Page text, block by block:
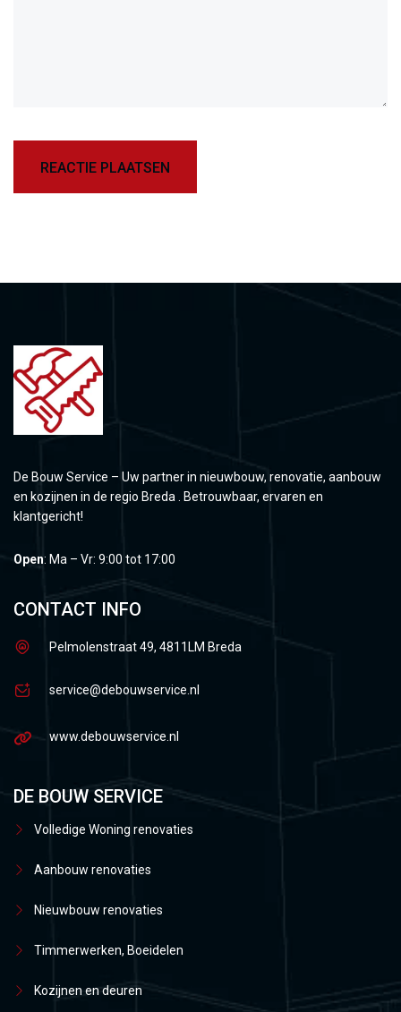
De Bouw Service – Uw partner in nieuwbouw, renovatie, aanbouw
en kozijnen in de regio Breda . Betrouwbaar, ervaren en
klantgericht!
Open: Ma – Vr: 9:00 tot 17:00
CONTACT INFO
Pelmolenstraat 49, 4811LM Breda
service@debouwservice.nl
www.debouwservice.nl
DE BOUW SERVICE
Volledige Woning renovaties
Aanbouw renovaties
Nieuwbouw renovaties
Timmerwerken, Boeidelen
Kozijnen en deuren